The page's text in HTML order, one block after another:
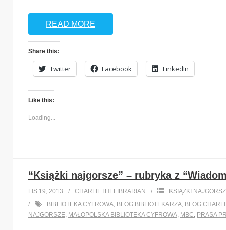
READ MORE
Share this:
Twitter Facebook LinkedIn
Like this:
Loading...
“Książki najgorsze” – rubryka z
LIS 19, 2013 CHARLIETHELIBRARIAN
KSIĄŻKI
BIBLIOTEKA CYFROWA, BLOG BIBLIOTEKARZA, BLOG
NAJGORSZE, MAŁOPOLSKA BIBLIOTEKA CYFROWA, MBC, PRASA